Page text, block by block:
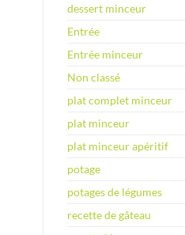
dessert minceur
Entrée
Entrée minceur
Non classé
plat complet minceur
plat minceur
plat minceur apéritif
potage
potages de légumes
recette de gâteau